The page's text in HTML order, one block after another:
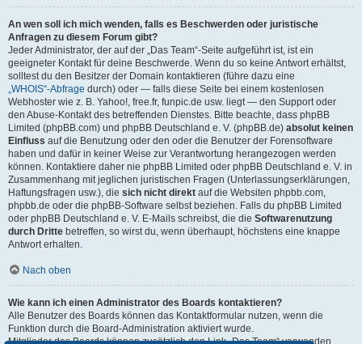
An wen soll ich mich wenden, falls es Beschwerden oder juristische
Anfragen zu diesem Forum gibt?
Jeder Administrator, der auf der „Das Team“-Seite aufgeführt ist, ist ein
geeigneter Kontakt für deine Beschwerde. Wenn du so keine Antwort erhältst,
solltest du den Besitzer der Domain kontaktieren (führe dazu eine
„WHOIS“-Abfrage durch) oder — falls diese Seite bei einem kostenlosen
Webhoster wie z. B. Yahoo!, free.fr, funpic.de usw. liegt — den Support oder
den Abuse-Kontakt des betreffenden Dienstes. Bitte beachte, dass phpBB
Limited (phpBB.com) und phpBB Deutschland e. V. (phpBB.de) absolut keinen
Einfluss auf die Benutzung oder den oder die Benutzer der Forensoftware
haben und dafür in keiner Weise zur Verantwortung herangezogen werden
können. Kontaktiere daher nie phpBB Limited oder phpBB Deutschland e. V. in
Zusammenhang mit jeglichen juristischen Fragen (Unterlassungserklärungen,
Haftungsfragen usw.), die sich nicht direkt auf die Websiten phpbb.com,
phpbb.de oder die phpBB-Software selbst beziehen. Falls du phpBB Limited
oder phpBB Deutschland e. V. E-Mails schreibst, die die Softwarenutzung
durch Dritte betreffen, so wirst du, wenn überhaupt, höchstens eine knappe
Antwort erhalten.
Nach oben
Wie kann ich einen Administrator des Boards kontaktieren?
Alle Benutzer des Boards können das Kontaktformular nutzen, wenn die
Funktion durch die Board-Administration aktiviert wurde.
Mitglieder des Boards können zusätzlich den Link „Das Team“ verwenden.